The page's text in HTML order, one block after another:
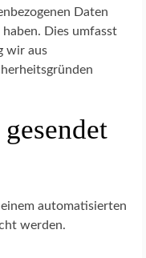
Daten
Dies umfasst
wir aus
automatisierten
werden.